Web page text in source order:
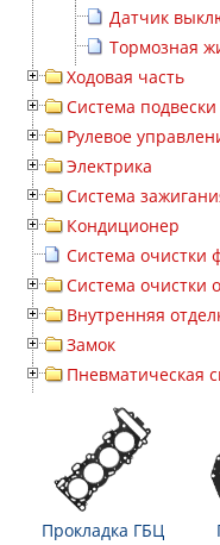
Датчик
Тормозная
Ходовая часть
Система подвески
Рулевое
Электрика
Система
Кондиционер
Система очистки
Система очистки
Внутренняя
Замок
Пневматическая
Прокладка ГБЦ